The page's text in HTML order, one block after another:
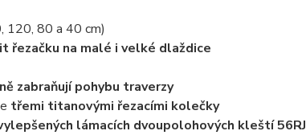
120, 80 a 40 cm)
na malé i velké dlaždice
zabraňují pohybu traverzy
třemi titanovými řezacími kolečky
lámacích dvoupolohových kleští 56RJ